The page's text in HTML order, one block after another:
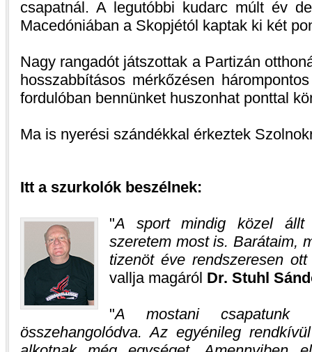
csapatnál. A legutóbbi kudarc múlt év
Macedóniában a Skopjétól kaptak ki két
Nagy rangadót játszottak a Partizán
hosszabbításos mérkőzésen
fordulóban bennünket huszonhat ponttal
Ma is nyerési szándékkal érkeztek
Itt a szurkolók beszélnek:
A sport mindig közel állt
szeretem most is. Barátaim,
tizenöt éve rendszeresen
vallja magáról Dr. Stuhl
A mostani csapatunk
összehangolódva. Az egyénileg